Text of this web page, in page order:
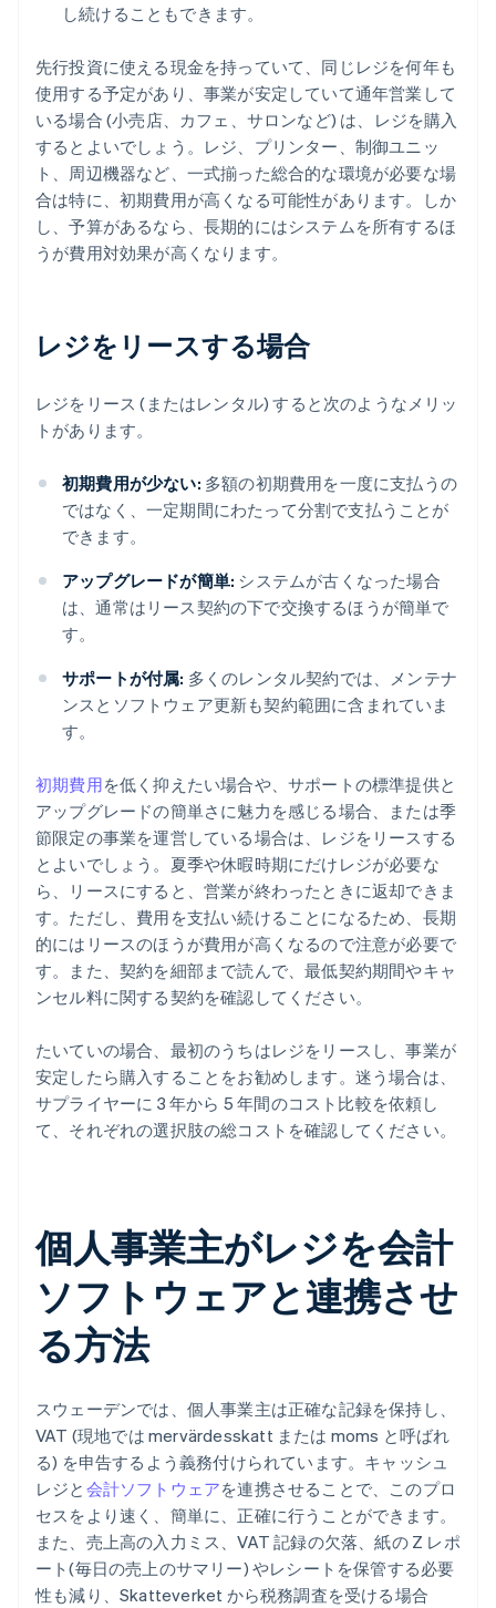
し続けることもできます。
先行投資に使える現金を持っていて、同じレジを何年も
使用する予定があり、事業が安定していて通年営業して
いる場合 (小売店、カフェ、サロンなど) は、レジを購入
するとよいでしょう。レジ、プリンター、制御ユニッ
ト、周辺機器など、一式揃った総合的な環境が必要な場
合は特に、初期費用が高くなる可能性があります。しか
し、予算があるなら、長期的にはシステムを所有するほ
うが費用対効果が高くなります。
レジをリースする場合
レジをリース (またはレンタル) すると次のようなメリッ
トがあります。
初期費用が少ない: 多額の初期費用を一度に支払うの
ではなく、一定期間にわたって分割で支払うことが
できます。
アップグレードが簡単: システムが古くなった場合
は、通常はリース契約の下で交換するほうが簡単で
す。
サポートが付属: 多くのレンタル契約では、メンテナ
ンスとソフトウェア更新も契約範囲に含まれていま
す。
初期費用を低く抑えたい場合や、サポートの標準提供と
アップグレードの簡単さに魅力を感じる場合、または季
節限定の事業を運営している場合は、レジをリースする
とよいでしょう。夏季や休暇時期にだけレジが必要な
ら、リースにすると、営業が終わったときに返却できま
す。ただし、費用を支払い続けることになるため、長期
的にはリースのほうが費用が高くなるので注意が必要で
す。また、契約を細部まで読んで、最低契約期間やキャ
ンセル料に関する契約を確認してください。
たいていの場合、最初のうちはレジをリースし、事業が
安定したら購入することをお勧めします。迷う場合は、
サプライヤーに 3 年から 5 年間のコスト比較を依頼し
て、それぞれの選択肢の総コストを確認してください。
個人事業主がレジを会計
ソフトウェアと連携させ
る方法
スウェーデンでは、個人事業主は正確な記録を保持し、
VAT (現地では mervärdesskatt または moms と呼ばれ
る) を申告するよう義務付けられています。キャッシュ
レジと 会計ソフトウェアを連携させることで、このプロ
セスをより速く、簡単に、正確に行うことができます。
また、売上高の入力ミス、VAT 記録の欠落、紙の Z レポ
ート(毎日の売上のサマリー) やレシートを保管する必要
性も減り、Skatteverket から税務調査を受ける場合